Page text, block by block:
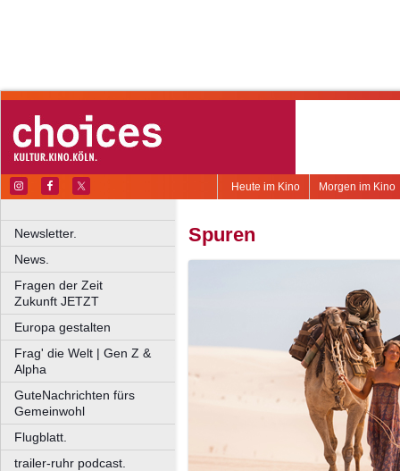
Morgen im Kino
Heute im Kino
Newsletter.
News.
Fragen der Zeit
Zukunft JETZT
Europa gestalten
Frag' die Welt | Gen Z &
Alpha
GuteNachrichten fürs
Gemeinwohl
Flugblatt.
trailer-ruhr podcast.
Spuren